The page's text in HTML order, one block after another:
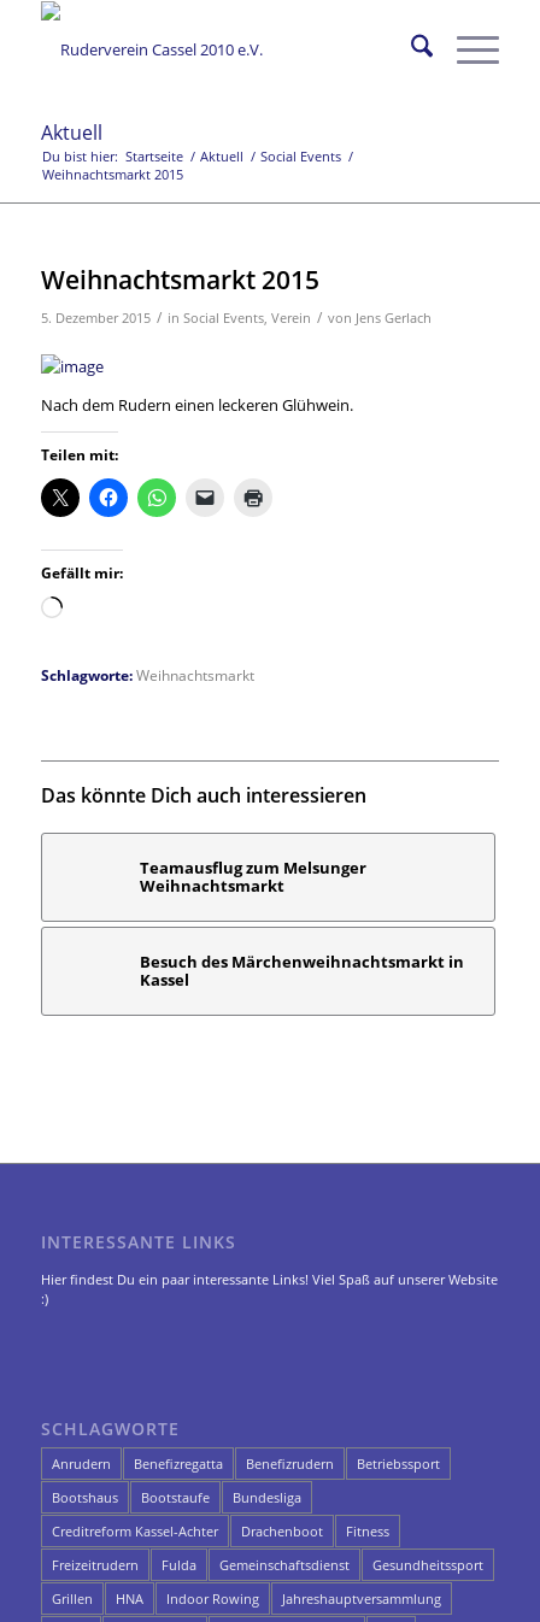
Aktuell
Du bist hier: Startseite / Aktuell / Social Events /
Weihnachtsmarkt 2015
Weihnachtsmarkt 2015
5. Dezember 2015 / in Social Events, Verein / von Jens Gerlach
Nach dem Rudern einen leckeren Glühwein.
Teilen mit:
Gefällt mir:
Wird
Schlagworte: Weihnachtsmarkt
Das könnte Dich auch interessieren
Teamausflug zum Melsunger
Weihnachtsmarkt
Besuch des Märchenweihnachtsmarkt in
Kassel
INTERESSANTE LINKS
Hier findest Du ein paar interessante Links! Viel Spaß auf unserer Website
:)
SCHLAGWORTE
Anrudern Benefizregatta Benefizrudern
Betriebssport
Bootshaus
Bootstaufe
Bundesliga
Creditreform Kassel-Achter
Drachenboot
Fitness
Freizeitrudern
Fulda Gemeinschaftsdienst
Gesundheitssport
Grillen
HNA Indoor Rowing
Jahreshauptversammlung